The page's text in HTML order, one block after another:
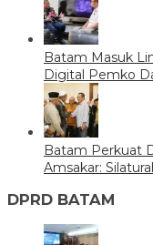
Batam Masuk
Digital Pemko
Batam Perkuat
Amsakar:
DPRD BATAM